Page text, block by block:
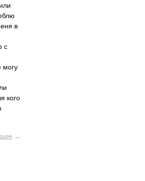
в
с
могу
кого
→